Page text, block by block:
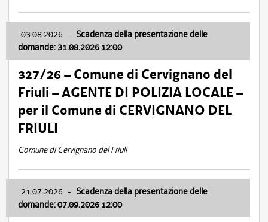
03.08.2026 - Scadenza della presentazione delle
domande: 31.08.2026 12:00
327/26 – Comune di Cervignano del
Friuli – AGENTE DI POLIZIA LOCALE –
per il Comune di CERVIGNANO DEL
FRIULI
Comune di Cervignano del Friuli
21.07.2026 - Scadenza della presentazione delle
domande: 07.09.2026 12:00